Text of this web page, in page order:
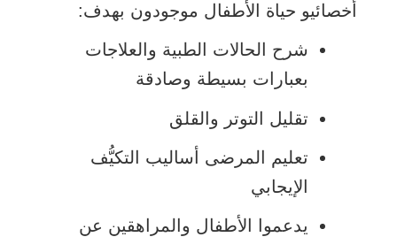
أخصائيو حياة الأطفال موجودون بهدف:
شرح الحالات الطبية والعلاجات
بعبارات بسيطة وصادقة
تقليل التوتر والقلق
تعليم المرضى أساليب التكيُّف
الإيجابي
يدعموا الأطفال والمراهقين عن